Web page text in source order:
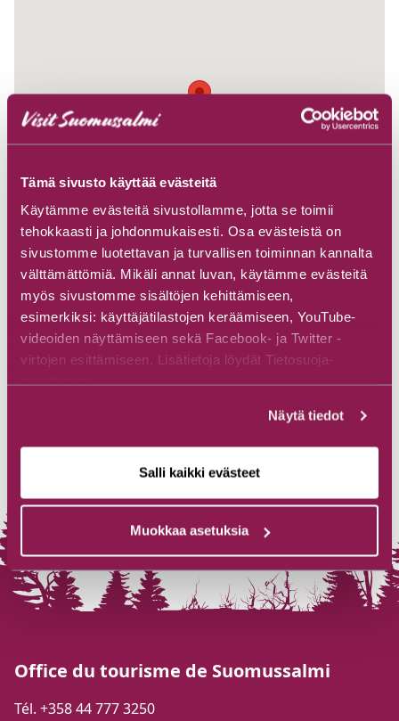
Tämä sivusto käyttää evästeitä
Käytämme evästeitä sivustollamme, jotta se toimii
tehokkaasti ja johdonmukaisesti. Osa evästeistä on
sivustomme luotettavan ja turvallisen toiminnan kannalta
välttämättömiä. Mikäli annat luvan, käytämme evästeitä
myös sivustomme sisältöjen kehittämiseen,
esimerkiksi: käyttäjätilastojen keräämiseen, YouTube-
videoiden näyttämiseen sekä Facebook- ja Twitter -
virtojen esittämiseen. Lisätietoja löydät Tietosuoja-
sivuiltamme.
Näytä tiedot
Salli kaikki evästeet
Muokkaa asetuksia
Office du tourisme de Suomussalmi
Tél. +358 44 777 3250